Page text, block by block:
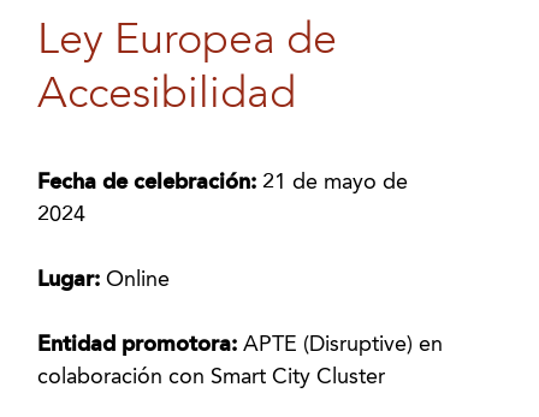
Ley Europea de
Accesibilidad
Fecha de celebración: 21 de mayo de
2024
Lugar:Online
Entidad promotora:APTE (Disruptive) en
colaboración con Smart City Cluster